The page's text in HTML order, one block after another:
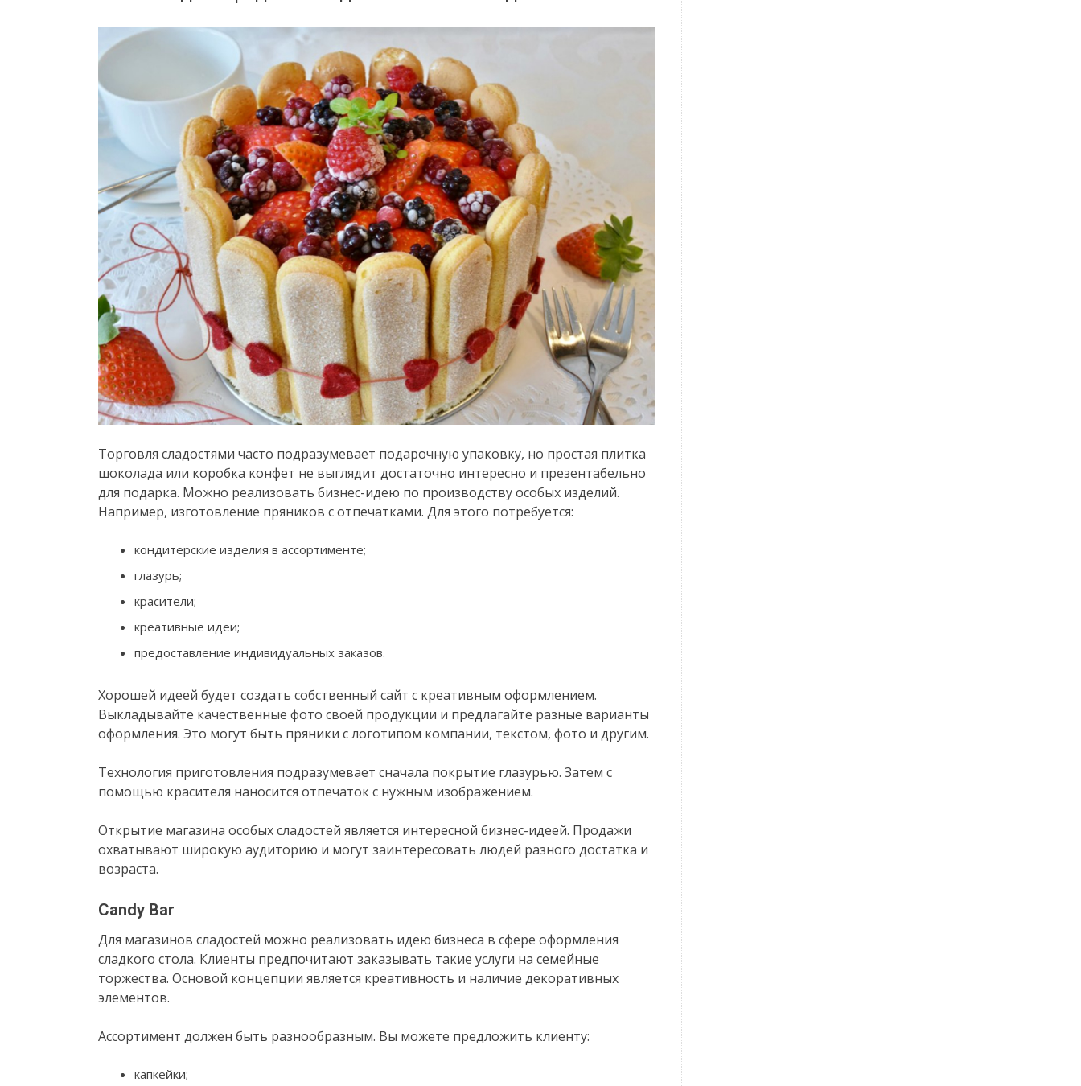
Торговля сладостями часто подразумевает подарочную упаковку, но простая плитка
шоколада или коробка конфет не выглядит достаточно интересно и презентабельно
для подарка. Можно реализовать бизнес-идею по производству особых изделий.
Например, изготовление пряников с отпечатками. Для этого потребуется:
кондитерские изделия в ассортименте;
глазурь;
красители;
креативные идеи;
предоставление индивидуальных заказов.
Хорошей идеей будет создать собственный сайт с креативным оформлением.
Выкладывайте качественные фото своей продукции и предлагайте разные варианты
оформления. Это могут быть пряники с логотипом компании, текстом, фото и другим.
Технология приготовления подразумевает сначала покрытие глазурью. Затем с
помощью красителя наносится отпечаток с нужным изображением.
Открытие магазина особых сладостей является интересной бизнес-идеей. Продажи
охватывают широкую аудиторию и могут заинтересовать людей разного достатка и
возраста.
Candy Bar
Для магазинов сладостей можно реализовать идею бизнеса в сфере оформления
сладкого стола. Клиенты предпочитают заказывать такие услуги на семейные
торжества. Основой концепции является креативность и наличие декоративных
элементов.
Ассортимент должен быть разнообразным. Вы можете предложить клиенту:
капкейки;